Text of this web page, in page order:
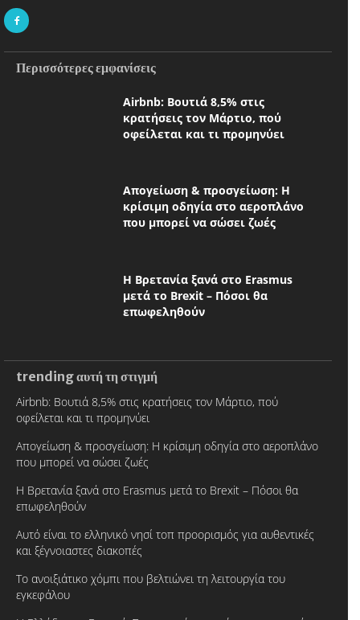
Περισσότερες εμφανίσεις
Airbnb: Βουτιά 8,5% στις
κρατήσεις τον Μάρτιο, πού
οφείλεται και τι προμηνύει
Απογείωση & προσγείωση: Η
κρίσιμη οδηγία στο αεροπλάνο
που μπορεί να σώσει ζωές
Η Βρετανία ξανά στο Erasmus
μετά το Brexit – Πόσοι θα
επωφεληθούν
trending αυτή τη στιγμή
Airbnb: Βουτιά 8,5% στις κρατήσεις τον Μάρτιο, πού
οφείλεται και τι προμηνύει
Απογείωση & προσγείωση: Η κρίσιμη οδηγία στο αεροπλάνο
που μπορεί να σώσει ζωές
Η Βρετανία ξανά στο Erasmus μετά το Brexit – Πόσοι θα
επωφεληθούν
Αυτό είναι το ελληνικό νησί τοπ προορισμός για αυθεντικές
και ξέγνοιαστες διακοπές
Το ανοιξιάτικο χόμπι που βελτιώνει τη λειτουργία του
εγκεφάλου